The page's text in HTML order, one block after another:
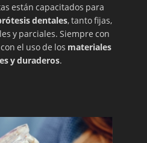
están capacitados para
dentales, tanto fijas,
y parciales. Siempre con
el uso de los materiales
y duraderos.